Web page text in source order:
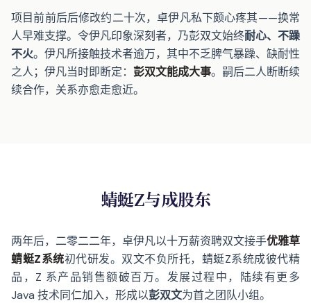
项目前前后后修改约二十次，卓伊凡私下颇心疼其——换常
人早难支撑。令伊凡印象深刻者，乃彭双文始终耐心、不躁
不火。伊凡所接触技术者逾万，其中不乏脾气暴躁、缺耐性
之人；伊凡当时即断定： 彭双文能成大事。嗣后二人断断续
续合作，关系亦愈走愈近。
蜻蜓Z与成股东
两年后，二零二二年，卓伊凡以十万薪资聘双文接手优雅草
蜻蜓Z系统初代研发。双文不负所托，蜻蜓Z系统成彼代精
品，Z 系产品销售额破百万。发展过程中，陆续有更多
Java 技术同仁加入，形成以彭双文为首之团队小组。